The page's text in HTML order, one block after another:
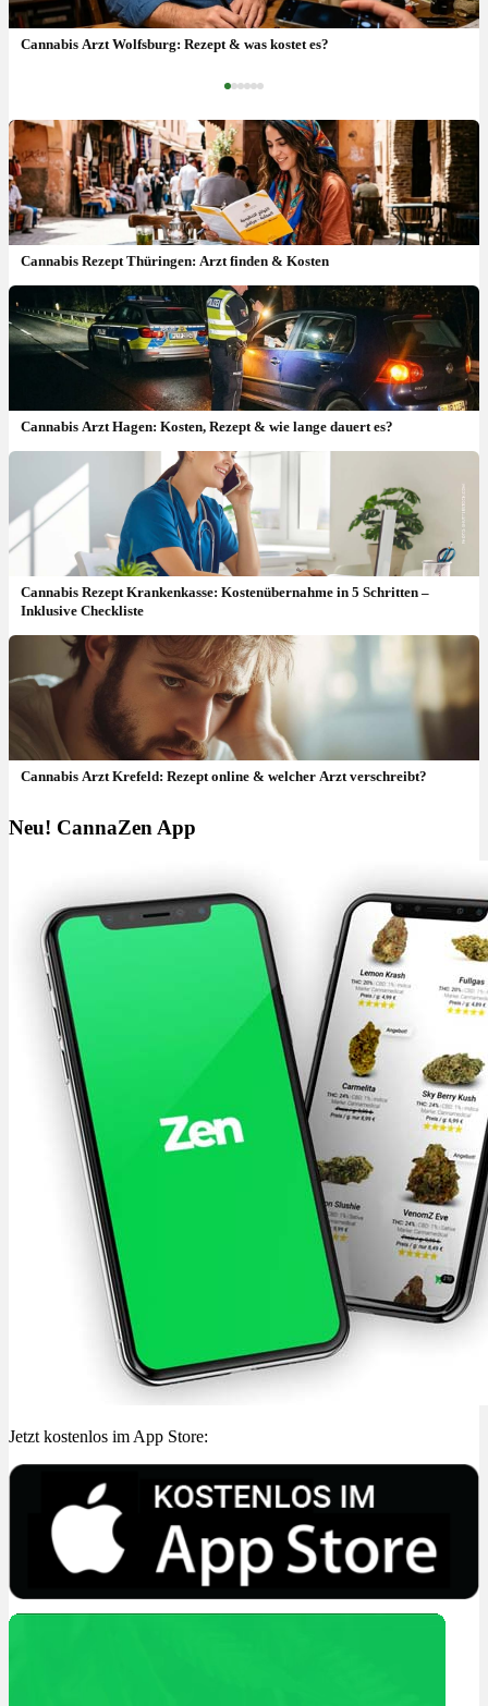
Cannabis Arzt Wolfsburg: Rezept & was kostet es?
Cannabis Arzt Bielefeld: Rezept, Kosten & wer verschreibt?
Cannabis Rezept Thüringen: Arzt finden & Kosten
Cannabis Arzt Hagen: Kosten, Rezept & wie lange dauert es?
Cannabis Rezept Krankenkasse: Kostenübernahme in 5 Schritten –
Inklusive Checkliste
Cannabis Arzt Krefeld: Rezept online & welcher Arzt verschreibt?
Neu! CannaZen App
Jetzt kostenlos im App Store: